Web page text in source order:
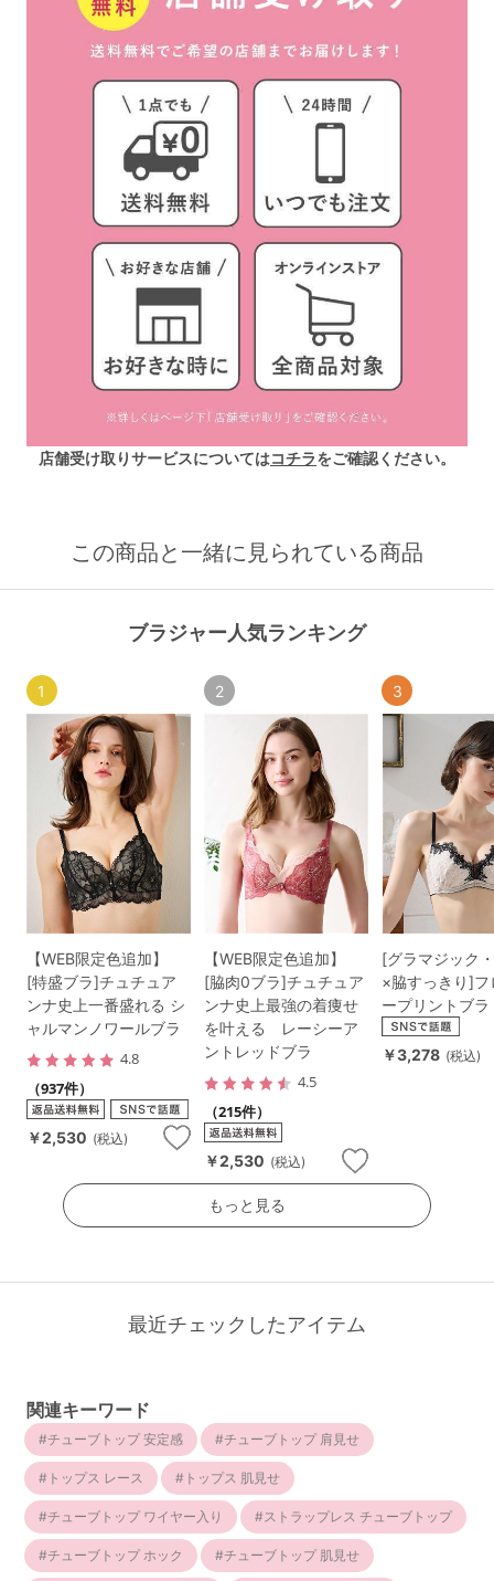
店舗受け取りサービスについてはコチラをご確認ください。
この商品と一緒に見られている商品
ブラジャー人気ランキング
1
【WEB限定色追加】
[特盛ブラ]チュチュア
ンナ史上一番盛れる シ
ャルマンノワールブラ
4.8
（937件）
￥2,530 (税込)
2
【WEB限定色追加】
[脇肉0ブラ]チュチュア
ンナ史上最強の着痩せ
を叶える レーシーア
ントレッドブラ
4.5
（215件）
￥2,530 (税込)
3
[グラマジック
×脇すっきり]フ
ープリントブラ
￥3,278 (税込)
もっと見る
最近チェックしたアイテム
関連キーワード
チューブトップ 安定感 チューブトップ 肩見せ
トップス レース トップス 肌見せ
チューブトップ ワイヤー入り ストラップレス チューブトップ
チューブトップ ホック チューブトップ 肌見せ